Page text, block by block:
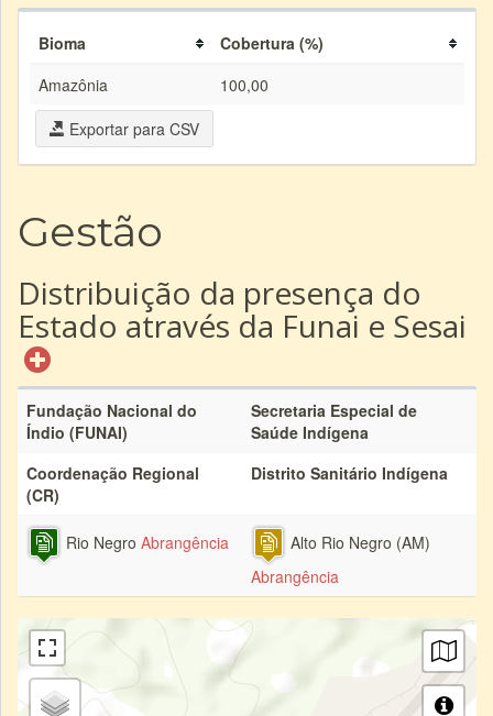
Bioma
Cobertura (%)
Amazônia
100,00
Exportar para CSV
Gestão
Distribuição da presença do
Estado através da Funai e Sesai
Fundação Nacional do
Índio (FUNAI)
Secretaria Especial de
Saúde Indígena
Coordenação Regional
(CR)
Distrito Sanitário Indígena
Rio Negro Abrangência
Alto Rio Negro (AM)
Abrangência